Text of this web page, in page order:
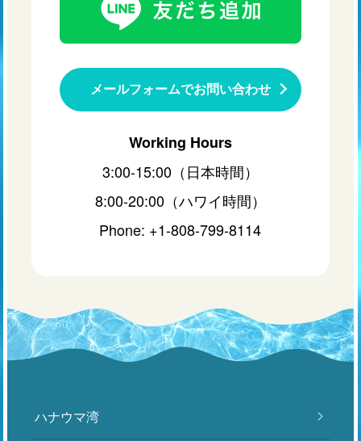
メールフォームでお問い合わせ
Working Hours
3:00-15:00（日本時間）
8:00-20:00（ハワイ時間）
Phone: +1-808-799-8114
ハナウマ湾